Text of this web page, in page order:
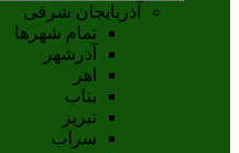
آذربایجان شرقی
تمام شهر‌ها
آذرشهر
اهر
بناب
تبريز
سراب